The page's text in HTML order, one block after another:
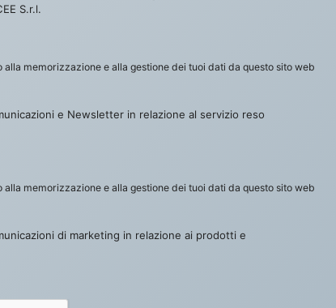
S.r.l.
memorizzazione e alla gestione dei tuoi dati da questo sito web
e Newsletter in relazione al servizio reso
memorizzazione e alla gestione dei tuoi dati da questo sito web
di marketing in relazione ai prodotti e